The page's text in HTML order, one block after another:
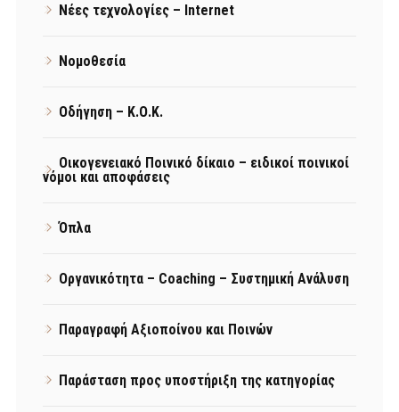
Νέες τεχνολογίες – Internet
Νομοθεσία
Οδήγηση – Κ.Ο.Κ.
Οικογενειακό Ποινικό δίκαιο – ειδικοί ποινικοί
νόμοι και αποφάσεις
Όπλα
Οργανικότητα – Coaching – Συστημική Ανάλυση
Παραγραφή Αξιοποίνου και Ποινών
Παράσταση προς υποστήριξη της κατηγορίας